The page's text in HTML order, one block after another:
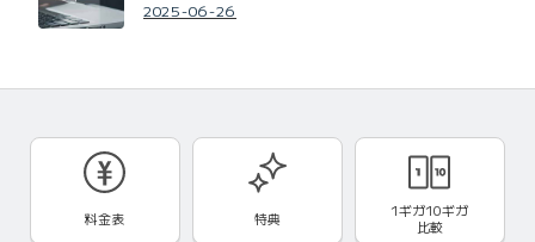
2025-06-26
料金表 特典
1ギガ10ギガ
比較